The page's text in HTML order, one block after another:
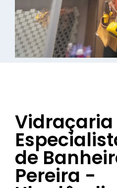
Vidraçaria
de
Pereira -